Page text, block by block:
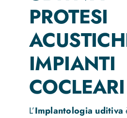
Contatti
PROTESI
IMPIANTI
COCLEARI
L’Implantologia uditiva